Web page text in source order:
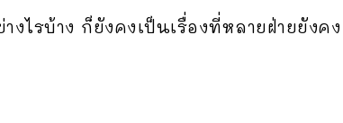
ไรบ้าง ก็ยังคงเป็นเรื่องที่หลายฝ่ายยังคง